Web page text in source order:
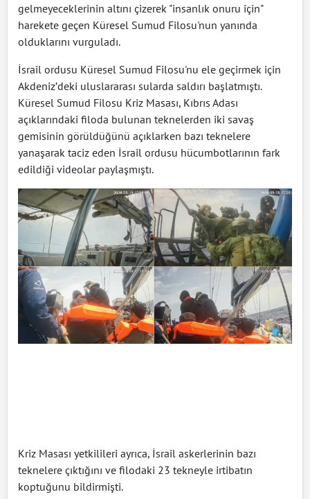
gelmeyeceklerinin altını çizerek "insanlık onuru için"
harekete geçen Küresel Sumud Filosu'nun yanında
olduklarını vurguladı.
İsrail ordusu Küresel Sumud Filosu'nu ele geçirmek için
Akdeniz’deki uluslararası sularda saldırı başlatmıştı.
Küresel Sumud Filosu Kriz Masası, Kıbrıs Adası
açıklarındaki filoda bulunan teknelerden iki savaş
gemisinin görüldüğünü açıklarken bazı teknelere
yanaşarak taciz eden İsrail ordusu hücumbotlarının fark
edildiği videolar paylaşmıştı.
Kriz Masası yetkilileri ayrıca, İsrail askerlerinin bazı
teknelere çıktığını ve filodaki 23 tekneyle irtibatın
koptuğunu bildirmişti.